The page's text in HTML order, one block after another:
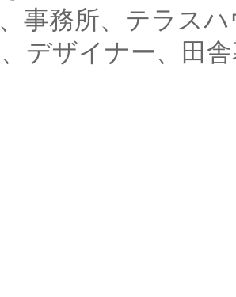
事務所、テラス
デザイナー、田